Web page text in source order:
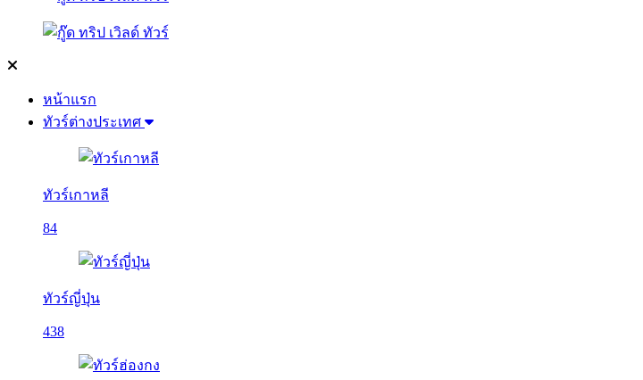
หน้าแรก
ทัวร์ต่างประเทศ
ทัวร์เกาหลี
84
ทัวร์ญี่ปุ่น
438